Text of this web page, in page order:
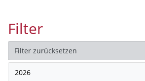
Filter
Filter zurücksetzen
2026